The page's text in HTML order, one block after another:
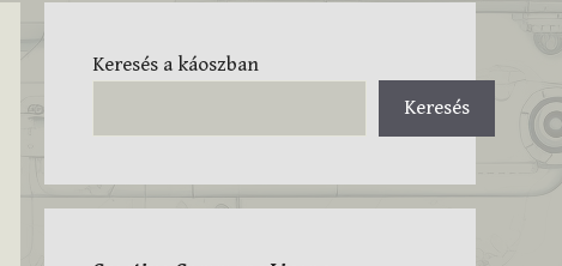
Keresés a káoszban
Keresés